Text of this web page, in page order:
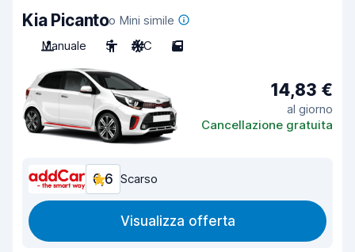
Kia Picantoo Mini simile
Manuale
5 A/C 5
14,83 €
al giorno
Cancellazione gratuita
6,6 Scarso
Visualizza offerta